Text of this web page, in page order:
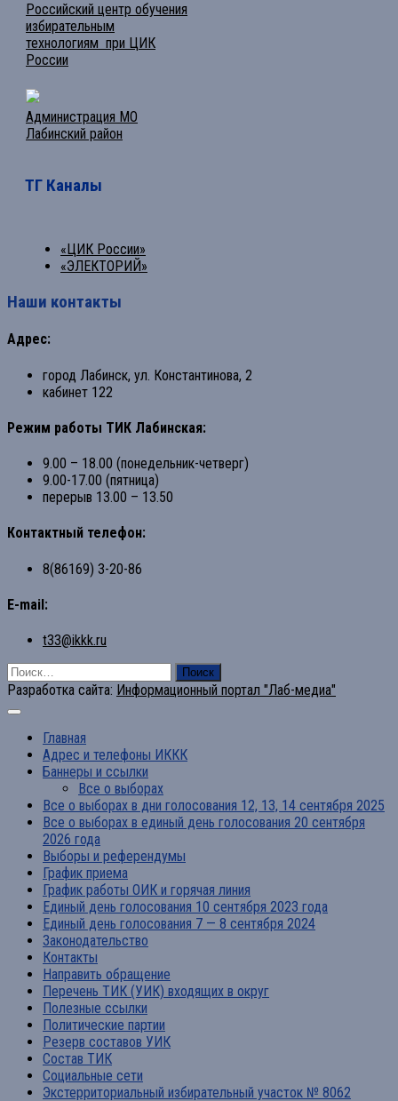
Российский центр обучения
избирательным
технологиям при ЦИК
России
Администрация МО
Лабинский район
ТГ Каналы
«ЦИК России»
«ЭЛЕКТОРИЙ»
Наши контакты
Адрес:
город Лабинск, ул. Константинова, 2
кабинет 122
Режим работы ТИК Лабинская:
9.00 – 18.00 (понедельник-четверг)
9.00-17.00 (пятница)
перерыв 13.00 – 13.50
Контактный телефон:
8(86169) 3-20-86
E-mail:
t33@ikkk.ru
Найти:
Разработка сайта: Информационный портал "Лаб-медиа"
Главная
Адрес и телефоны ИККК
Баннеры и ссылки
Все о выборах
Все о выборах в дни голосования 12, 13, 14 сентября 2025
Все о выборах в единый день голосования 20 сентября
2026 года
Выборы и референдумы
График приема
График работы ОИК и горячая линия
Единый день голосования 10 сентября 2023 года
Единый день голосования 7 — 8 сентября 2024
Законодательство
Контакты
Направить обращение
Перечень ТИК (УИК) входящих в округ
Полезные ссылки
Политические партии
Резерв составов УИК
Состав ТИК
Социальные сети
Экстерриториальный избирательный участок № 8062